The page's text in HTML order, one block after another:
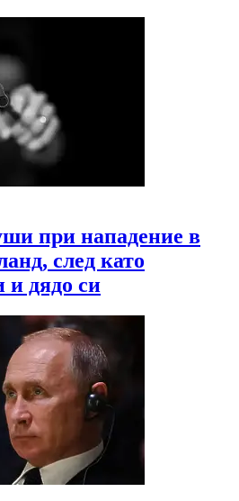
при нападение в
след като
и дядо си